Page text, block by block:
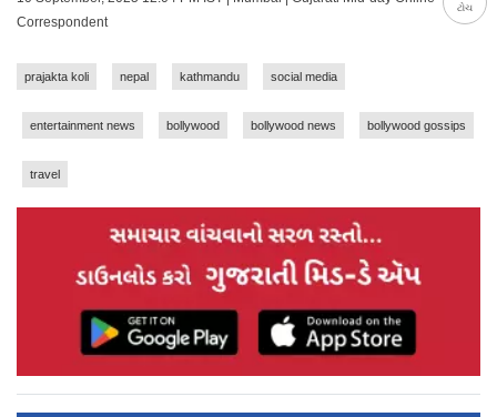
ટોચ
Correspondent
prajakta koli nepal kathmandu social media
entertainment news bollywood bollywood news bollywood gossips
travel